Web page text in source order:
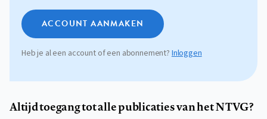
ACCOUNT AANMAKEN
Heb je al een account of een abonnement?Inloggen
Altijd toegang tot alle publicaties van het NTVG?